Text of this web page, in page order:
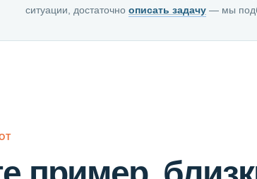
ситуации, достаточно описать задачу — мы